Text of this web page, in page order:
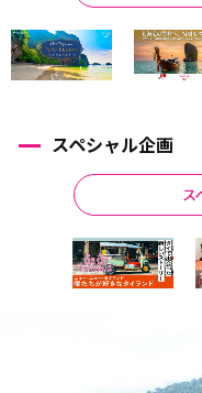
スペシャル企画
ス